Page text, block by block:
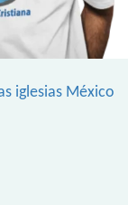
iglesias México